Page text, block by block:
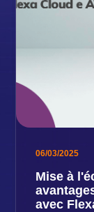
06/03/2025
Mise à
avec